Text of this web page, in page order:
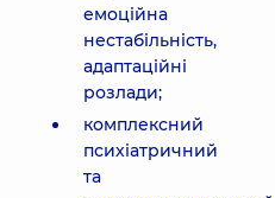
емоційна
нестабільність,
адаптаційні
розлади;
комплексний
психіатричний
та